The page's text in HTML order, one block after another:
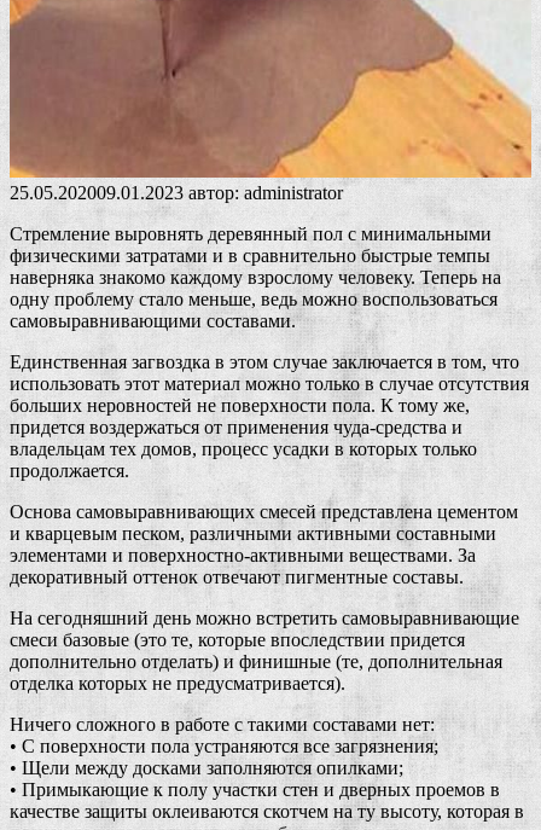
25.05.202009.01.2023 автор: administrator
Стремление выровнять деревянный пол с минимальными
физическими затратами и в сравнительно быстрые темпы
наверняка знакомо каждому взрослому человеку. Теперь на
одну проблему стало меньше, ведь можно воспользоваться
самовыравнивающими составами.
Единственная загвоздка в этом случае заключается в том, что
использовать этот материал можно только в случае отсутствия
больших неровностей не поверхности пола. К тому же,
придется воздержаться от применения чуда-средства и
владельцам тех домов, процесс усадки в которых только
продолжается.
Основа самовыравнивающих смесей представлена цементом
и кварцевым песком, различными активными составными
элементами и поверхностно-активными веществами. За
декоративный оттенок отвечают пигментные составы.
На сегодняшний день можно встретить самовыравнивающие
смеси базовые (это те, которые впоследствии придется
дополнительно отделать) и финишные (те, дополнительная
отделка которых не предусматривается).
Ничего сложного в работе с такими составами нет:
• С поверхности пола устраняются все загрязнения;
• Щели между досками заполняются опилками;
• Примыкающие к полу участки стен и дверных проемов в
качестве защиты оклеиваются скотчем на ту высоту, которая в